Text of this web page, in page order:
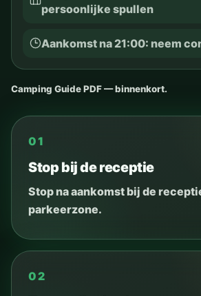
persoonlijke spullen
Aankomst na 21:00: neem
Camping Guide PDF — binnenkort.
01
Stop bij de receptie
Stop na aankomst bij de
parkeerzone.
02